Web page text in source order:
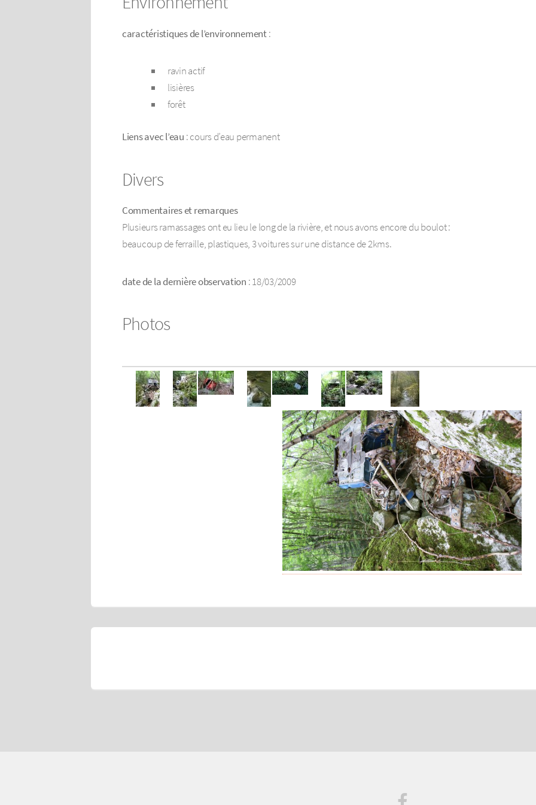
caractéristiques de l’environnement:
ravin actif
lisières
forêt
Liens avec l’eau : cours d’eau permanent
Divers
Commentaires et remarques
Plusieurs ramassages ont eu lieu le long de la rivière, et nous avons encore du boulot :
beaucoup de ferraille, plastiques, 3 voitures sur une distance de 2kms.
date de la dernière observation : 18/03/2009
Photos